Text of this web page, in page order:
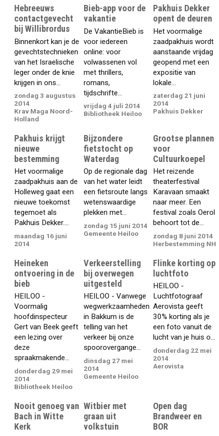
Hebreeuws
contactgevecht
bij Willibrordus
Binnenkort kan je de
gevechtstechnieken
van het Israelische
leger onder de knie
krijgen in ons...
zondag 3 augustus
2014
Krav Maga Noord-
Holland
Bieb-app voor de
vakantie
De VakantieBieb is
voor iedereen
online: voor
volwassenen vol
met thrillers,
romans,
tijdschrifte...
vrijdag 4 juli 2014
Bibliotheek Heiloo
Pakhuis Dekker
opent de deuren
Het voormalige
zaadpakhuis wordt
aanstaande vrijdag
geopend met een
expositie van
lokale...
zaterdag 21 juni
2014
Pakhuis Dekker
Pakhuis krijgt
nieuwe
bestemming
Het voormalige
zaadpakhuis aan de
Holleweg gaat een
nieuwe toekomst
tegemoet als
Pakhuis Dekker....
maandag 16 juni
2014
Bijzondere
fietstocht op
Waterdag
Op de regionale dag
van het water leidt
een fietsroute langs
wetenswaardige
plekken met...
zondag 15 juni 2014
Gemeente Heiloo
Grootse plannen
voor
Cultuurkoepel
Het reizende
theaterfestival
Karavaan smaakt
naar meer. Een
festival zoals Oerol
behoort tot de...
zondag 8 juni 2014
Herbestemming NH
Heineken
ontvoering in de
bieb
HEILOO -
Voormalig
hoofdinspecteur
Gert van Beek geeft
een lezing over
deze
spraakmakende...
donderdag 29 mei
2014
Bibliotheek Heiloo
Verkeerstelling
bij overwegen
uitgesteld
HEILOO - Vanwege
wegwerkzaamheden
in Bakkum is de
telling van het
verkeer bij onze
spoorovergange...
dinsdag 27 mei
2014
Gemeente Heiloo
Flinke korting op
luchtfoto
HEILOO -
Luchtfotograaf
Aerovista geeft
30% korting als je
een foto vanuit de
lucht van je huis o...
donderdag 22 mei
2014
Aerovista
Nooit genoeg van
Bach in Witte
Kerk
Witbier met
graan uit
volkstuin
Open dag
Brandweer en
BOR